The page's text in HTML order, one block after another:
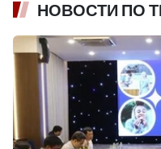
НОВОСТИ ПО